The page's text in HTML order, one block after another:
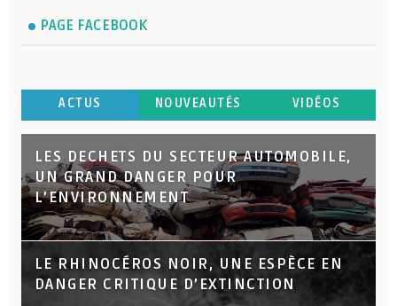
PAGE FACEBOOK
ACTUS NOUVEAUTÉS VIDÉOS
LES DECHETS DU SECTEUR AUTOMOBILE,
UN GRAND DANGER POUR
L’ENVIRONNEMENT
LE RHINOCÉROS NOIR, UNE ESPÈCE EN
DANGER CRITIQUE D’EXTINCTION